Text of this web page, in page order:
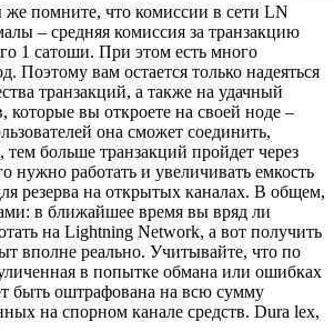
помните, что комиссии в сети LN
– средняя комиссия за транзакцию
1 сатоши. При этом есть много
Поэтому вам остается только надеяться
транзакций, а также на удачный
которые вы откроете на своей ноде –
она сможет соединить,
тем больше транзакций пройдет через
нужно работать и увеличивать емкость
резерва на открытых каналах. В общем,
в ближайшее время вы вряд ли
на Lightning Network, а вот получить
вполне реально. Учитывайте, что по
в попытке обмана или ошибках
быть оштрафована на всю сумму
на спорном канале средств. Dura lex,